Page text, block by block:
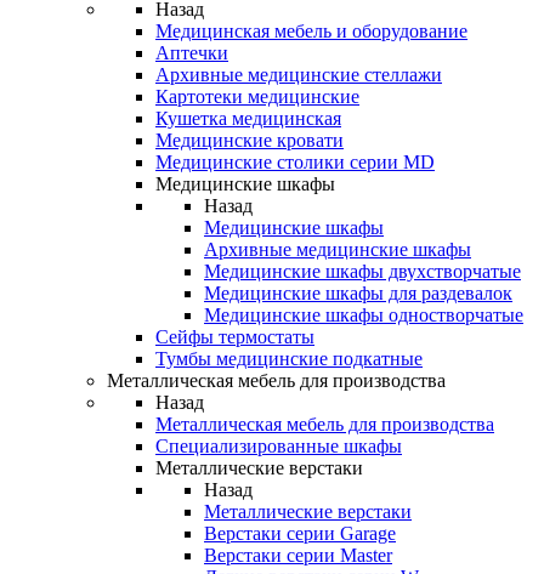
Назад
Медицинская мебель и оборудование
Аптечки
Архивные медицинские стеллажи
Картотеки медицинские
Кушетка медицинская
Медицинские кровати
Медицинские столики серии MD
Медицинские шкафы
Назад
Медицинские шкафы
Архивные медицинские шкафы
Медицинские шкафы двухстворчатые
Медицинские шкафы для раздевалок
Медицинские шкафы одностворчатые
Сейфы термостаты
Тумбы медицинские подкатные
Металлическая мебель для производства
Назад
Металлическая мебель для производства
Cпециализированные шкафы
Металлические верстаки
Назад
Металлические верстаки
Верстаки серии Garage
Верстаки серии Master